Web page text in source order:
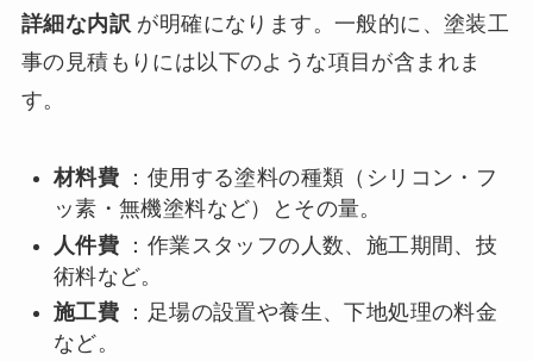
詳細な内訳が明確になります。一般的に、塗装工
事の見積もりには以下のような項目が含まれま
す。
材料費 ：使用する塗料の種類（シリコン・フ
ッ素・無機塗料など）とその量。
人件費 ：作業スタッフの人数、施工期間、技
術料など。
施工費 ：足場の設置や養生、下地処理の料金
など。